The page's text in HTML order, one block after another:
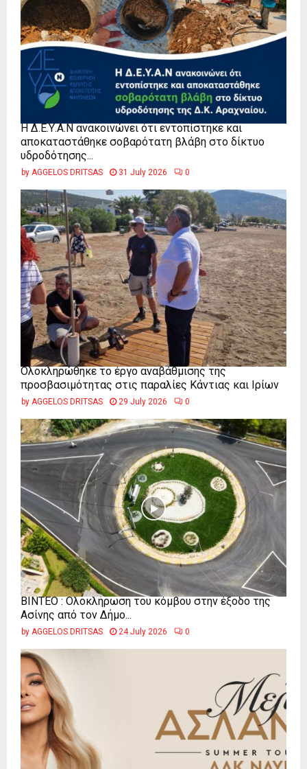
Η Δ.Ε.Υ.Α.Ν ανακοινώνει ότι εντοπίστηκε και
αποκαταστάθηκε σοβαρότατη βλάβη στο δίκτυο
υδροδότησης...
by AGGELOS DRITSAS 31 July 2026 0
Ολοκληρώθηκε το έργο αναβάθμισης της
προσβασιμότητας στις παραλίες Κάντιας και Ιρίων
by AGGELOS DRITSAS 29 July 2026 0
ΒΙΝΤΕΟ : Ολοκλήρωση του κόμβου στην έξοδο της
Ασίνης από τον Δήμο...
by AGGELOS DRITSAS 24 July 2026 0